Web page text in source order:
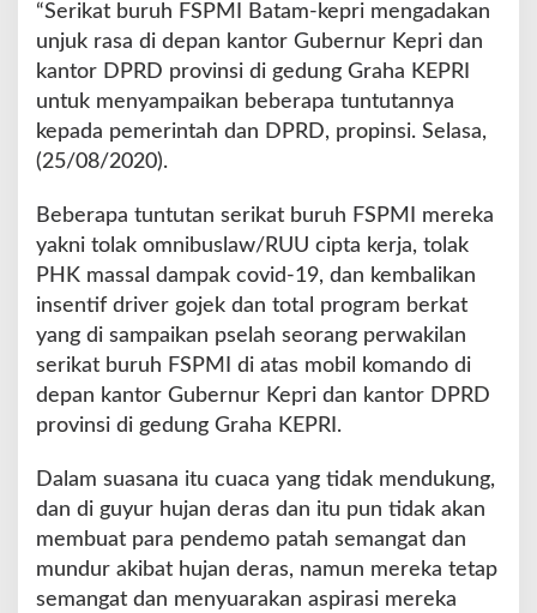
u
n
g
G
b
n
u
G
r
a
h
n
K
p
r
B
a
t
“Serikat buruh FSPMI Batam-kepri mengadakan
unjuk rasa di depan kantor Gubernur Kepri dan
kantor DPRD provinsi di gedung Graha KEPRI
untuk menyampaikan beberapa tuntutannya
kepada pemerintah dan DPRD, propinsi. Selasa,
(25/08/2020).
Beberapa tuntutan serikat buruh FSPMI mereka
yakni tolak omnibuslaw/RUU cipta kerja, tolak
PHK massal dampak covid-19, dan kembalikan
insentif driver gojek dan total program berkat
yang di sampaikan pselah seorang perwakilan
serikat buruh FSPMI di atas mobil komando di
depan kantor Gubernur Kepri dan kantor DPRD
provinsi di gedung Graha KEPRI.
Dalam suasana itu cuaca yang tidak mendukung,
dan di guyur hujan deras dan itu pun tidak akan
membuat para pendemo patah semangat dan
mundur akibat hujan deras, namun mereka tetap
semangat dan menyuarakan aspirasi mereka